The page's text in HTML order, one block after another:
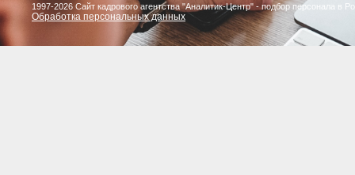
1997-2026 Сайт кадрового агентства "Аналитик-Центр" - подбор персонала в
Обработка персональных данных